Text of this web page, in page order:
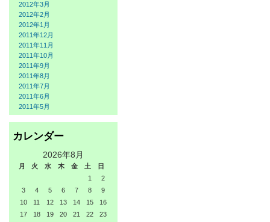
2012年3月
2012年2月
2012年1月
2011年12月
2011年11月
2011年10月
2011年9月
2011年8月
2011年7月
2011年6月
2011年5月
カレンダー
2026年8月
月 火 水 木 金 土
日
1
2
3
4 5 6 7 8
9
10
11 12 13 14 15
16
17
18 19 20 21 22
23